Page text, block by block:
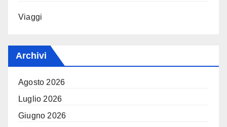
Viaggi
Archivi
Agosto 2026
Luglio 2026
Giugno 2026